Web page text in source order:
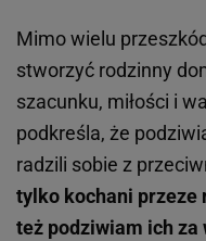
Mimo wielu
stworzyć rodzinny
szacunku, miłości i
podkreśla, że
radzili sobie z
tylko kochani przeze
też podziwiam ich za